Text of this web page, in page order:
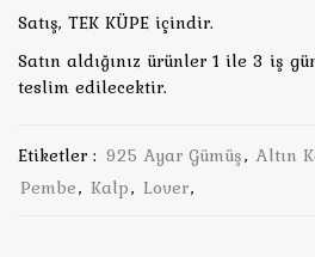
Satış, TEK KÜPE içindir.
Satın aldığınız ürünler 1 ile 3 iş
teslim edilecektir.
Etiketler : 925 Ayar Gümüş, Altın
Pembe, Kalp, Lover,